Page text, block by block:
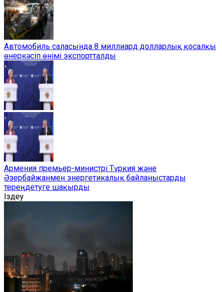
Автомобиль саласында 8 миллиард долларлық қосалқы
өнеркәсіп өнімі экспортталды
Армения премьер-министрі Түркия және
Әзербайжанмен энергетикалық байланыстарды
тереңдетуге шақырды
Іздеу